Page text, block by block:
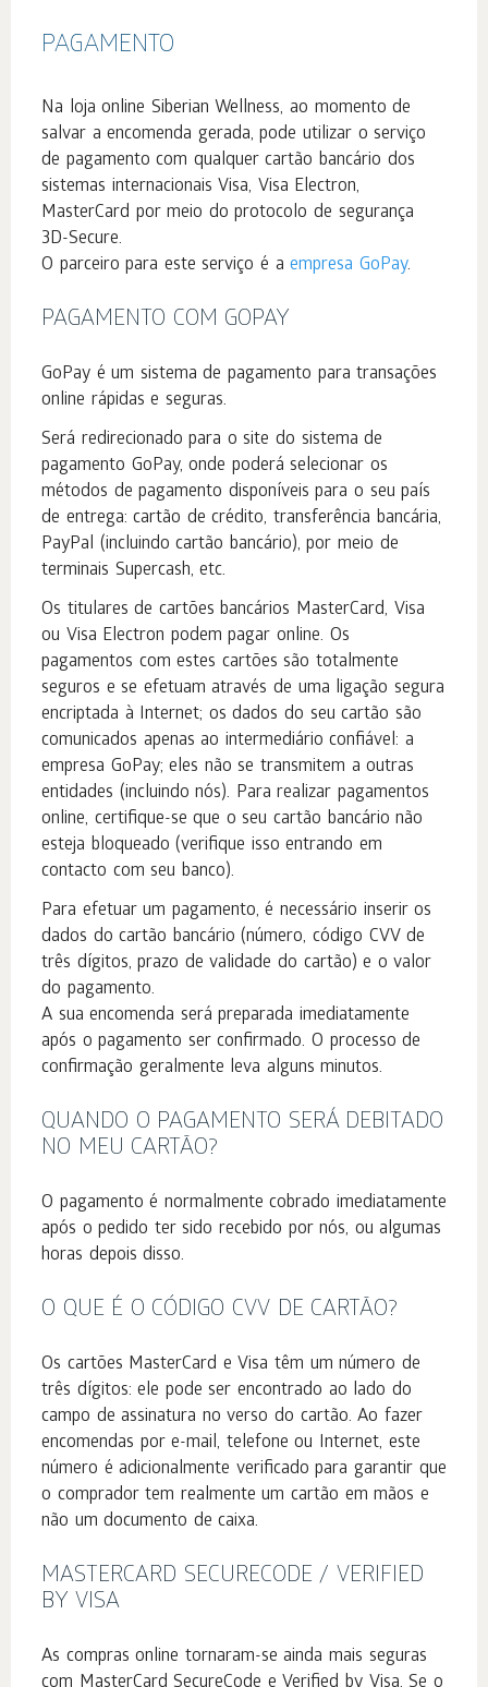
PAGAMENTO
Na loja online Siberian Wellness, ao momento de
salvar a encomenda gerada, pode utilizar o serviço
de pagamento com qualquer cartão bancário dos
sistemas internacionais Visa, Visa Electron,
MasterCard por meio do protocolo de segurança
3D-Secure.
O parceiro para este serviço é aempresa GoPay.
PAGAMENTO COM GOPAY
GoPay é um sistema de pagamento para transações
online rápidas e seguras.
Será redirecionado para o site do sistema de
pagamento GoPay, onde poderá selecionar os
métodos de pagamento disponíveis para o seu país
de entrega: cartão de crédito, transferência bancária,
PayPal (incluindo cartão bancário), por meio de
terminais Supercash, etc.
Os titulares de cartões bancários MasterCard, Visa
ou Visa Electron podem pagar online. Os
pagamentos com estes cartões são totalmente
seguros e se efetuam através de uma ligação segura
encriptada à Internet; os dados do seu cartão são
comunicados apenas ao intermediário confiável: a
empresa GoPay; eles não se transmitem a outras
entidades (incluindo nós). Para realizar pagamentos
online, certifique-se que o seu cartão bancário não
esteja bloqueado (verifique isso entrando em
contacto com seu banco).
Para efetuar um pagamento, é necessário inserir os
dados do cartão bancário (número, código CVV de
três dígitos, prazo de validade do cartão) e o valor
do pagamento.
A sua encomenda será preparada imediatamente
após o pagamento ser confirmado. O processo de
confirmação geralmente leva alguns minutos.
QUANDO O PAGAMENTO SERÁ DEBITADO
NO MEU CARTÃO?
O pagamento é normalmente cobrado imediatamente
após o pedido ter sido recebido por nós, ou algumas
horas depois disso.
O QUE É O CÓDIGO CVV DE CARTÃO?
Os cartões MasterCard e Visa têm um número de
três dígitos: ele pode ser encontrado ao lado do
campo de assinatura no verso do cartão. Ao fazer
encomendas por e-mail, telefone ou Internet, este
número é adicionalmente verificado para garantir que
o comprador tem realmente um cartão em mãos e
não um documento de caixa.
MASTERCARD SECURECODE / VERIFIED
BY VISA
As compras online tornaram-se ainda mais seguras